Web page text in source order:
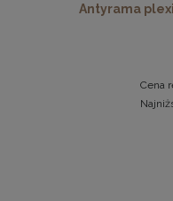
Antyrama
Cena